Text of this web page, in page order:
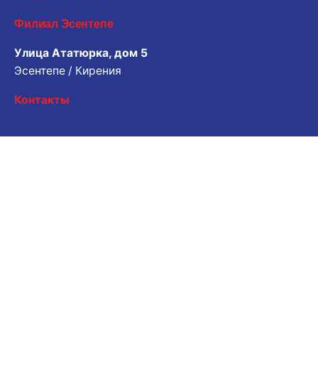
Филиал Эсентепе
Улица Ататюрка, дом 5
Эсентепе / Кирения
Контакты